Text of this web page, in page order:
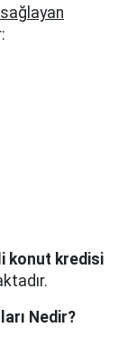
konut kredisi
Nedir?